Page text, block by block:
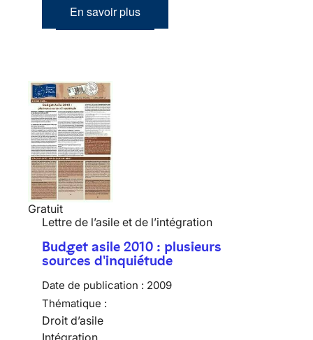
En savoir plus
Gratuit
Lettre de l’asile et de l’intégration
Budget asile 2010 : plusieurs
sources d'inquiétude
Date de publication : 2009
Thématique :
Droit d’asile